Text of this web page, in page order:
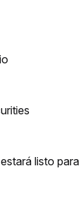
listo para